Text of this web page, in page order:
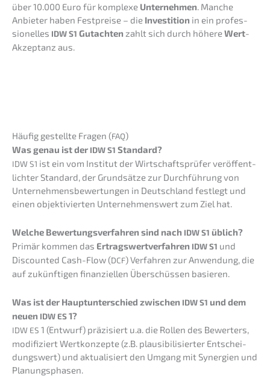
über 10.000 Euro für komple­xe Unter­neh­men. Manche
Anbie­ter haben Festprei­se – die Inves­ti­ti­on in ein profes­
sio­nel­les IDWS1 Gutach­ten zahlt sich durch höhereWert-
Akzep­tanz aus.
Häufig gestell­te Fragen (FAQ)
Was genau ist der IDWS1 Standard?
IDWS1 ist ein vom Insti­tut der Wirtschafts­prü­fer veröf­fent­
lich­ter Standard, der Grund­sät­ze zur Durch­füh­rung von
Unter­neh­mens­be­wer­tun­gen in Deutsch­land festlegt und
einen objek­ti­vier­ten Unter­neh­mens­wert zum Ziel hat.
Welche Bewer­tungs­ver­fah­ren sind nach IDWS1 üblich?
Primär kommen das Ertrags­wert­ver­fah­ren IDWS1 und
Discoun­ted Cash-Flow (DCF) Verfah­ren zur Anwen­dung, die
auf zukünf­ti­gen finan­zi­el­len Überschüs­sen basieren.
Was ist der Haupt­un­ter­schied zwischen IDWS1 und dem
neuen IDW ES1?
IDW ES 1 (Entwurf) präzi­siert u.a. die Rollen des Bewer­ters,
modifi­ziert Wertkon­zep­te (z.B. plausi­bi­li­sier­ter Entschei­
dungs­wert) und aktua­li­siert den Umgang mit Syner­gien und
Planungsphasen.